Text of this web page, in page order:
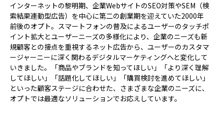
インターネットの黎明期、企業WebサイトのSEO対策やSEM（検
索結果連動型広告）を中心に第二の創業期を迎えていた2000年
前後のオプト。スマートフォンの普及によるユーザーのタッチポ
イント拡大とユーザーニーズの多様化により、企業のニーズも新
規顧客との接点を重視するネット広告から、ユーザーのカスタマ
ージャーニーに深く関わるデジタルマーケティングへと変化して
いきました。「商品やブランドを知ってほしい」「より深く理解
してほしい」「話題化してほしい」「購買検討を進めてほしい」
といった顧客ステージに合わせた、さまざまな企業のニーズに、
オプトでは最適なソリューションでお応えしています。